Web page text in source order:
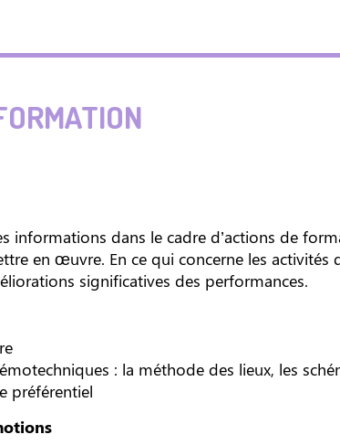
informations dans le cadre d’actions de
en œuvre. En ce qui concerne les
significatives des performances.
: la méthode des lieux, les
préférentiel